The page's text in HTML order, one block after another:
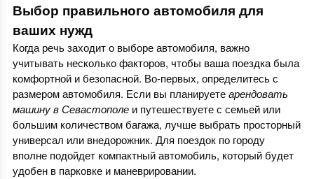
Выбор правильного автомобиля для
ваших нужд
Когда речь заходит о выборе автомобиля, важно
учитывать несколько факторов, чтобы ваша поездка была
комфортной и безопасной. Во-первых, определитесь с
размером автомобиля. Если вы планируетеарендовать
машину в Севастополе и путешествуете с семьей или
большим количеством багажа, лучше выбрать просторный
универсал или внедорожник. Для поездок по городу
вполне подойдет компактный автомобиль, который будет
удобен в парковке и маневрировании.